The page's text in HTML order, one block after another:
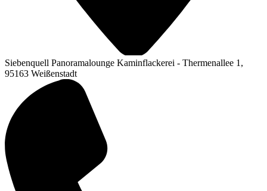
Siebenquell Panoramalounge Kaminflackerei - Thermenallee 1,
95163 Weißenstadt